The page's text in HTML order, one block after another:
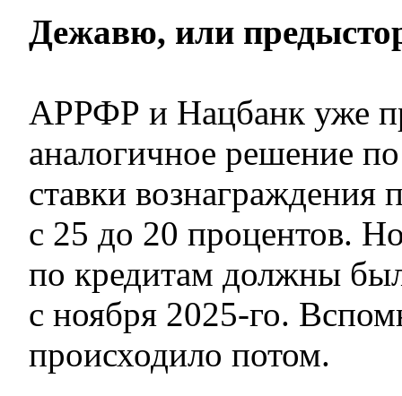
Дежавю, или
АРРФР и Нацбанк уже
аналогичное решение
ставки вознаграждения
с 25 до 20 процентов.
по кредитам должны
с ноября 2025-го.
происходило потом.